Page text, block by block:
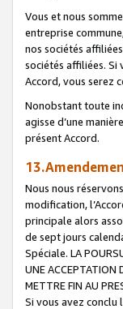
Vous et nous
entreprise
nos sociétés
sociétés affiliées. Si
Accord, vous serez
Nonobstant toute
agisse d’une
présent Accord.
Nous nous
modification,
principale alors
de sept jours
Spéciale. LA
UNE ACCEPTATION
METTRE FIN AU
Si vous avez conclu